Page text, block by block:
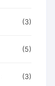
(3)
(5)
(3)